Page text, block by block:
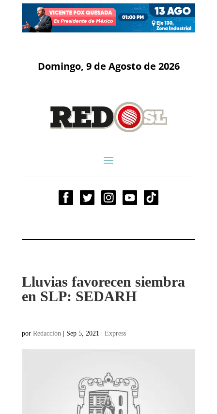
Domingo, 9 de Agosto de 2026
Lluvias favorecen siembra
en SLP: SEDARH
por Redacción | Sep 5, 2021 | Express